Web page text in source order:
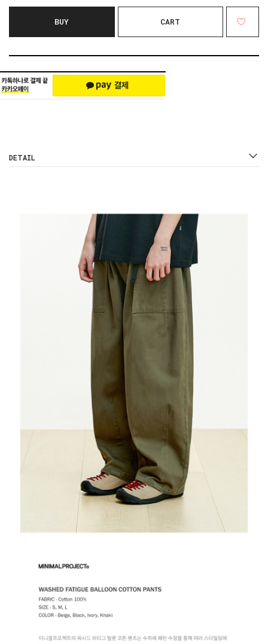
BUY CART
DETAIL